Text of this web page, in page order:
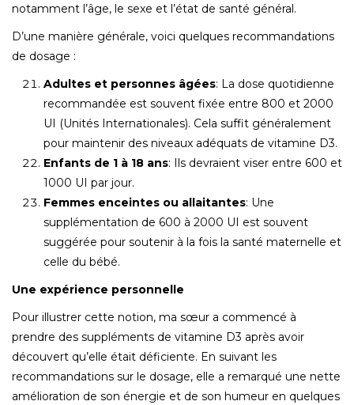
notamment l’âge, le sexe et l’état de santé général.
D’une manière générale, voici quelques recommandations
de dosage :
Adultes et personnes âgées: La dose quotidienne
recommandée est souvent fixée entre 800 et 2000
UI (Unités Internationales). Cela suffit généralement
pour maintenir des niveaux adéquats de vitamine D3.
Enfants de 1 à 18 ans: Ils devraient viser entre 600 et
1000 UI par jour.
Femmes enceintes ou allaitantes: Une
supplémentation de 600 à 2000 UI est souvent
suggérée pour soutenir à la fois la santé maternelle et
celle du bébé.
Une expérience personnelle
Pour illustrer cette notion, ma sœur a commencé à
prendre des suppléments de vitamine D3 après avoir
découvert qu’elle était déficiente. En suivant les
recommandations sur le dosage, elle a remarqué une nette
amélioration de son énergie et de son humeur en quelques